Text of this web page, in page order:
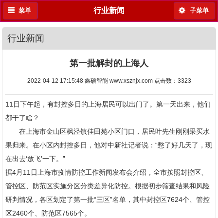
行业新闻
菜单 子菜单
行业新闻
第一批解封的上海人
2022-04-12 17:15:48 鑫硕智能 www.xsznjx.com 点击数： 3323
11日下午起，有封控多日的上海居民可以出门了。第一天出来，他们
都干了啥？
在上海市金山区枫泾镇佳田苑小区门口，居民叶先生刚刚采买水
果归来。在小区内封控多日，他对中新社记者说：“憋了好几天了，现
在出去‘放飞’一下。”
据4月11日上海市疫情防控工作新闻发布会介绍，全市按照封控区、
管控区、防范区实施分区分类差异化防控。根据初步筛查结果和风险
研判情况，各区划定了第一批“三区”名单，其中封控区7624个、管控
区2460个、防范区7565个。